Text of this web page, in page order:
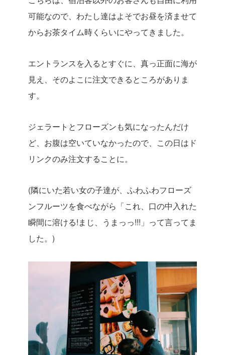
可能なので、わたし達はよそでお昼を済ませて
からお茶タイム時くらいにやってきました。
エントランスを入るとすぐに、真っ正面に海が
見え、そのよこに注文できるところがありま
す。
ジェラートとフローズンも気になったんだけ
ど、お腹は空いていなかったので、この日はド
リンクのみ注文することに。
(隣にいた若い女の子達が、ふわふわフローズ
ンフルーツを食べながら「これ、口の中入れた
瞬間に溶ける!まじ、うまっっ!!!」って言ってま
した。)